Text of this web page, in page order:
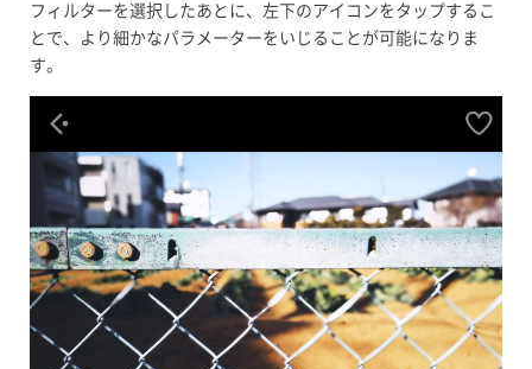
フィルターを選択したあとに、左下のアイコンをタップするこ
とで、より細かなパラメーターをいじることが可能になりま
す。